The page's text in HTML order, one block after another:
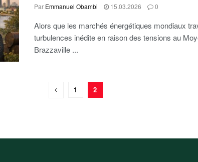
Par Emmanuel Obambi 15.03.2026 0
Alors que les marchés énergétiques mondiaux
turbulences inédite en raison des tensions au
Brazzaville ...
1 2